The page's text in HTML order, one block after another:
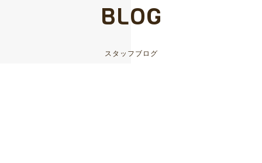
BLOG
スタッフブログ